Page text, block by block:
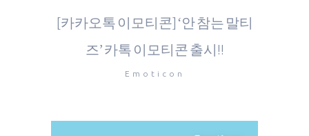
[카카오톡 이모티콘] ‘안 참는 말티
즈’ 카톡 이모티콘 출시!!
Emoticon